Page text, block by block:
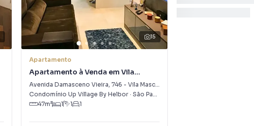
15
Apartamento
Apartamento à Venda em Vila
Mascote
Avenida Damasceno Vieira, 746 - Vila Mascote
Condomínio Up Village By Helbor· São Paulo
47m² 1 1 1